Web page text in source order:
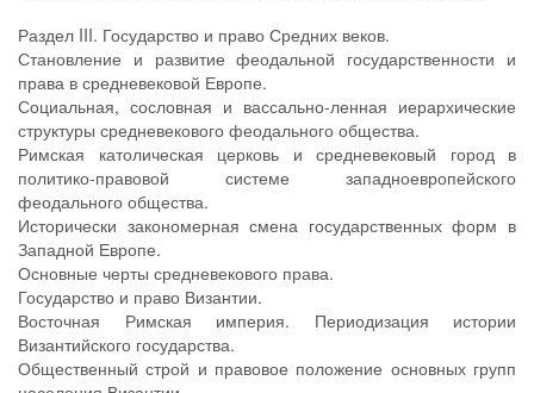
Раздел III. Государство и право Средних веков.
Становление и развитие феодальной государственности и
права в средневековой Европе.
Социальная, сословная и вассально-ленная иерархические
структуры средневекового феодального общества.
Римская католическая церковь и средневековый город в
политико-правовой системе западноевропейского
феодального общества.
Исторически закономерная смена государственных форм в
Западной Европе.
Основные черты средневекового права.
Государство и право Византии.
Восточная Римская империя. Периодизация истории
Византийского государства.
Общественный строй и правовое положение основных групп